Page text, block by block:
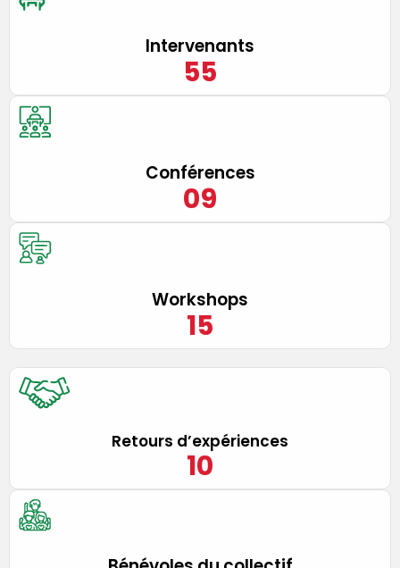
Intervenants
55
Conférences
09
Workshops
15
Retours d’expériences
10